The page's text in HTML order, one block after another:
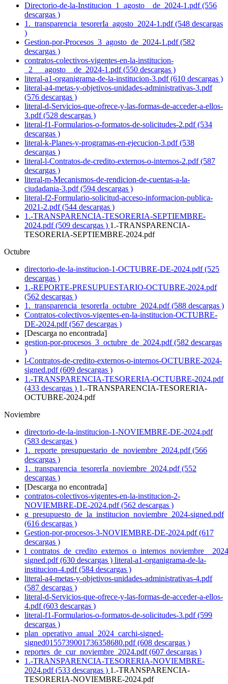
Directorio-de-la-Institucion_1_agosto__de_2024-1.pdf (556
descargas )
1._transparencia_tesorerIa_agosto_2024-1.pdf (548 descargas
)
Gestion-por-Procesos_3_agosto_de_2024-1.pdf (582
descargas )
contratos-colectivos-vigentes-en-la-institucion-
_2___agosto__de_2024-1.pdf (550 descargas )
literal-a1-organigrama-de-la-institucion-3.pdf (610 descargas )
literal-a4-metas-y-objetivos-unidades-administrativas-3.pdf
(576 descargas )
literal-d-Servicios-que-ofrece-y-las-formas-de-acceder-a-ellos-
3.pdf (528 descargas )
literal-f1-Formularios-o-formatos-de-solicitudes-2.pdf (534
descargas )
literal-k-Planes-y-programas-en-ejecucion-3.pdf (538
descargas )
literal-l-Contratos-de-credito-externos-o-internos-2.pdf (587
descargas )
literal-m-Mecanismos-de-rendicion-de-cuentas-a-la-
ciudadania-3.pdf (594 descargas )
literal-f2-Formulario-solicitud-acceso-informacion-publica-
2021-2.pdf (544 descargas )
1.-TRANSPARENCIA-TESORERIA-SEPTIEMBRE-
2024.pdf (509 descargas ) 1.-TRANSPARENCIA-
TESORERIA-SEPTIEMBRE-2024.pdf
Octubre
directorio-de-la-institucion-1-OCTUBRE-DE-2024.pdf (525
descargas )
1.-REPORTE-PRESUPUESTARIO-OCTUBRE-2024.pdf
(562 descargas )
1._transparencia_tesorerIa_octubre_2024.pdf (588 descargas )
Contratos-colectivos-vigentes-en-la-institucion-OCTUBRE-
DE-2024.pdf (567 descargas )
[Descarga no encontrada]
gestion-por-procesos_3_octubre_de_2024.pdf (582 descargas
)
l-Contratos-de-credito-externos-o-internos-OCTUBRE-2024-
signed.pdf (609 descargas )
1.-TRANSPARENCIA-TESORERIA-OCTUBRE-2024.pdf
(433 descargas ) 1.-TRANSPARENCIA-TESORERIA-
OCTUBRE-2024.pdf
Noviembre
directorio-de-la-institucion-1-NOVIEMBRE-DE-2024.pdf
(583 descargas )
1._reporte_presupuestario_de_noviembre_2024.pdf (566
descargas )
1._transparencia_tesorerIa_noviembre_2024.pdf (552
descargas )
[Descarga no encontrada]
contratos-colectivos-vigentes-en-la-institucion-2-
NOVIEMBRE-DE-2024.pdf (562 descargas )
g_presupuesto_de_la_institucion_noviembre_2024-signed.pdf
(616 descargas )
Gestion-por-procesos-3-NOVIEMBRE-DE-2024.pdf (617
descargas )
signed.pdf (630 descargas ) literal-a1-organigrama-de-la-
institucion-4.pdf (584 descargas )
literal-a4-metas-y-objetivos-unidades-administrativas-4.pdf
(587 descargas )
literal-d-Servicios-que-ofrece-y-las-formas-de-acceder-a-ellos-
4.pdf (603 descargas )
literal-f1-Formularios-o-formatos-de-solicitudes-3.pdf (599
descargas )
plan_operativo_anual_2024_carchi-signed-
signed0155739001736358680.pdf (608 descargas )
reportes_de_cur_noviembre_2024.pdf (607 descargas )
1.-TRANSPARENCIA-TESORERIA-NOVIEMBRE-
2024.pdf (533 descargas ) 1.-TRANSPARENCIA-
TESORERIA-NOVIEMBRE-2024.pdf